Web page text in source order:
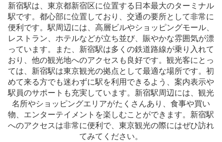
本日の営業時間:04:44 〜00:44
東Eのすぐ近く 中央東改札からルミネに向かう
新宿駅は、東京都新宿区に位置する日本最大のターミナル
駅です。都心部に位置しており、交通の要所として非常に
便利です。駅周辺には、高層ビルやショッピングモール、
レストラン、ホテルなどが立ち並び、賑やかな雰囲気が漂
っています。また、新宿駅は多くの鉄道路線が乗り入れて
おり、他の観光地へのアクセスも良好です。観光客にとっ
ては、新宿駅は東京観光の拠点として最適な場所です。初
めて来る方でも迷わずに駅を利用できるよう、案内表示や
駅員のサポートも充実しています。新宿駅周辺には、観光
名所やショッピングエリアがたくさんあり、食事や買い
物、エンターテイメントを楽しむことができます。新宿駅
へのアクセスは非常に便利で、東京観光の際にはぜひ訪れ
てみてください。